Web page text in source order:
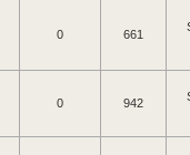
0 661
0 942